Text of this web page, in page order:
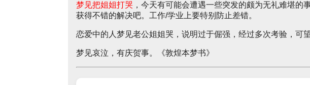
梦见把姐姐打哭 ，今天有可能会遭遇一些突发的颇为无礼难堪
获得不错的解决吧。工作/学业上要特别防止差错。
恋爱中的人梦见老公姐姐哭，说明过于倔强，经过多次考验，可望
梦见哀泣，有庆贺事。《敦煌本梦书》